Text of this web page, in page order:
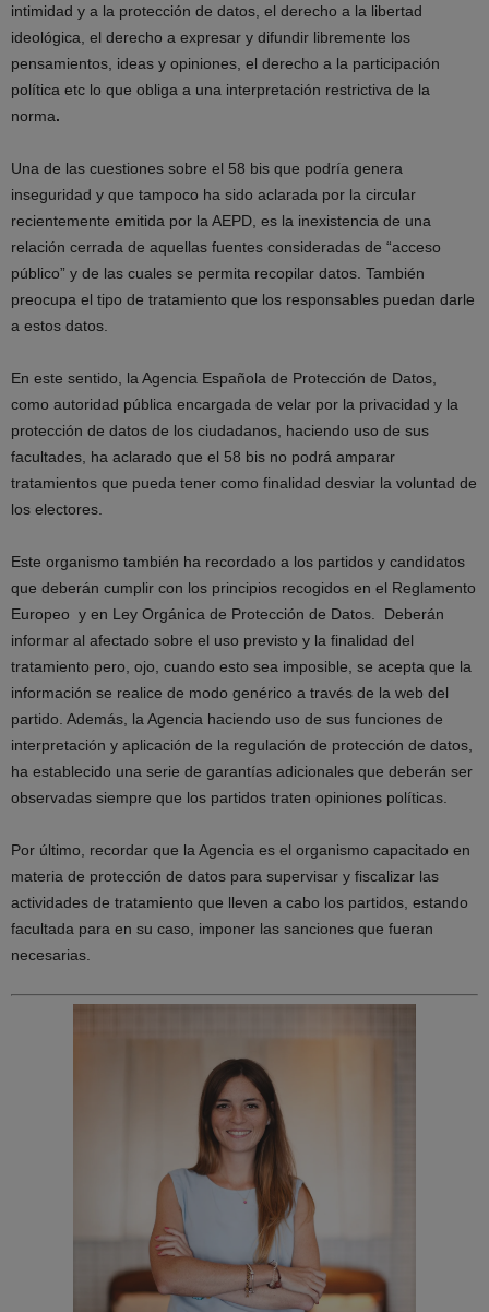
intimidad y a la protección de datos, el derecho a la libertad
ideológica, el derecho a expresar y difundir libremente los
pensamientos, ideas y opiniones, el derecho a la participación
política etc lo que obliga a una interpretación restrictiva de la
norma.
Una de las cuestiones sobre el 58 bis que podría genera
inseguridad y que tampoco ha sido aclarada por la circular
recientemente emitida por la AEPD, es la inexistencia de una
relación cerrada de aquellas fuentes consideradas de “acceso
público” y de las cuales se permita recopilar datos. También
preocupa el tipo de tratamiento que los responsables puedan darle
a estos datos.
En este sentido, la Agencia Española de Protección de Datos,
como autoridad pública encargada de velar por la privacidad y la
protección de datos de los ciudadanos, haciendo uso de sus
facultades, ha aclarado que el 58 bis no podrá amparar
tratamientos que pueda tener como finalidad desviar la voluntad de
los electores.
Este organismo también ha recordado a los partidos y candidatos
que deberán cumplir con los principios recogidos en el Reglamento
Europeo y en Ley Orgánica de Protección de Datos. Deberán
informar al afectado sobre el uso previsto y la finalidad del
tratamiento pero, ojo, cuando esto sea imposible, se acepta que la
información se realice de modo genérico a través de la web del
partido. Además, la Agencia haciendo uso de sus funciones de
interpretación y aplicación de la regulación de protección de datos,
ha establecido una serie de garantías adicionales que deberán ser
observadas siempre que los partidos traten opiniones políticas.
Por último, recordar que la Agencia es el organismo capacitado en
materia de protección de datos para supervisar y fiscalizar las
actividades de tratamiento que lleven a cabo los partidos, estando
facultada para en su caso, imponer las sanciones que fueran
necesarias.